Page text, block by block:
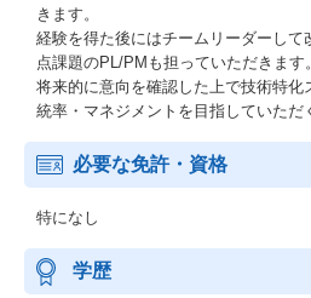
きます。
経験を得た後にはチームリーダーして
点課題のPL/PMも担っていただきます。
将来的に意向を確認した上で技術特化
統率・マネジメントを目指していただ
必要な免許・資格
特になし
学歴